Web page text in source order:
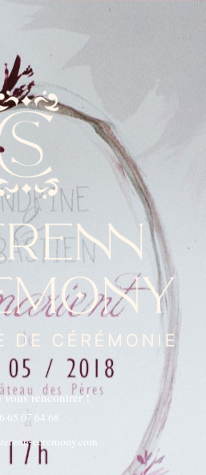
vous rencontrer !
65 07 64 68
ceremony.com